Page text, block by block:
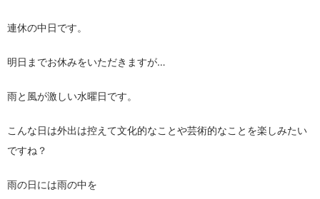
連休の中日です。
明日までお休みをいただきますが…
雨と風が激しい水曜日です。
こんな日は外出は控えて文化的なことや芸術的なことを楽しみたい
ですね？
雨の日には雨の中を